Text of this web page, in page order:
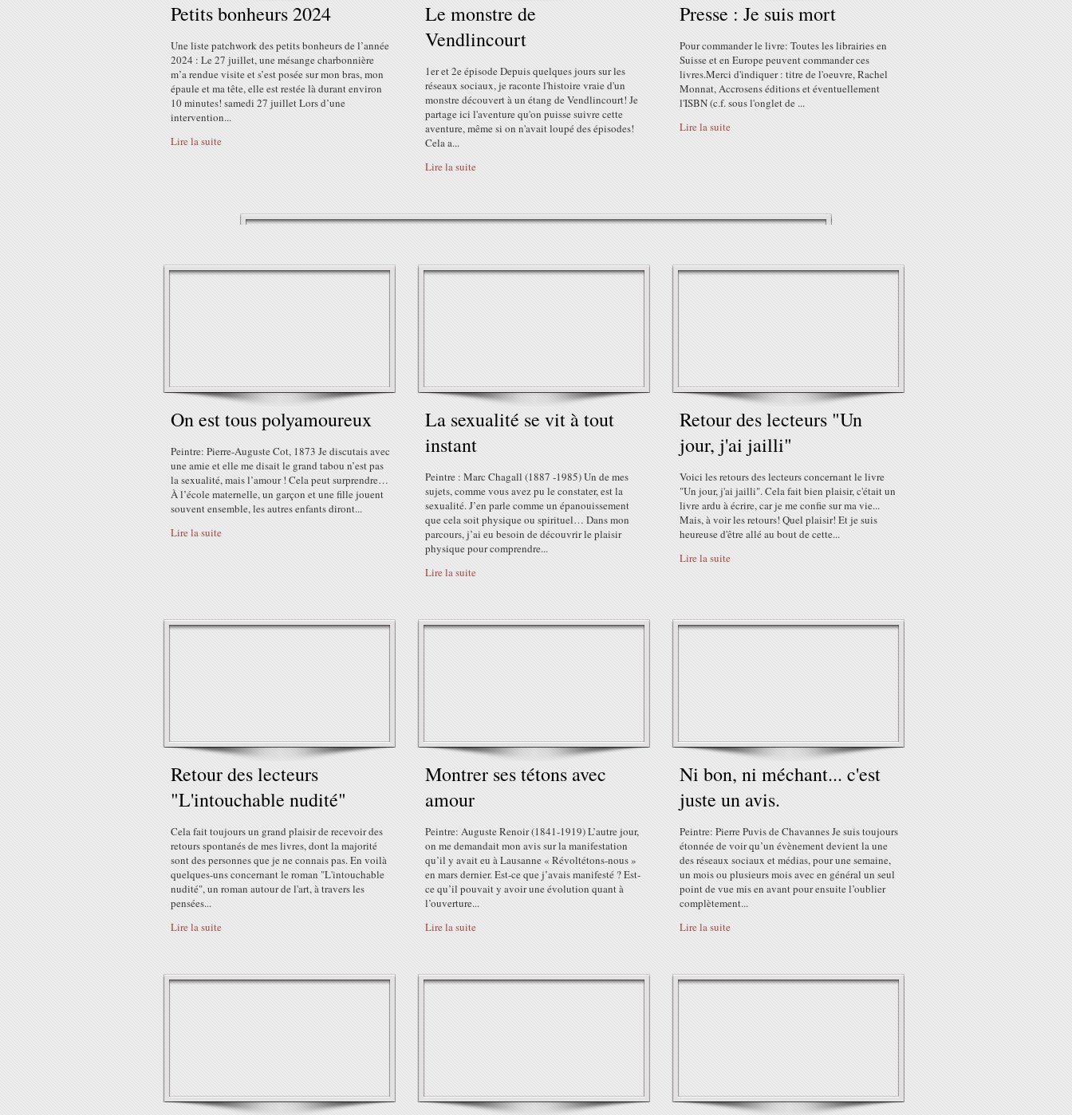
Petits bonheurs 2024
Une liste patchwork des petits bonheurs de l’année
2024 : Le 27 juillet, une mésange charbonnière
m’a rendue visite et s’est posée sur mon bras, mon
épaule et ma tête, elle est restée là durant environ
10 minutes! samedi 27 juillet Lors d’une
intervention...
Lire la suite
Le monstre de
Vendlincourt
1er et 2e épisode Depuis quelques jours sur les
réseaux sociaux, je raconte l'histoire vraie d'un
monstre découvert à un étang de Vendlincourt! Je
partage ici l'aventure qu'on puisse suivre cette
aventure, même si on n'avait loupé des épisodes!
Cela a...
Lire la suite
Presse : Je suis mort
Pour commander le livre: Toutes les librairies en
Suisse et en Europe peuvent commander ces
livres.Merci d'indiquer : titre de l'oeuvre, Rachel
Monnat, Accrosens éditions et éventuellement
l'ISBN (c.f. sous l'onglet de ...
Lire la suite
On est tous polyamoureux
Peintre: Pierre-Auguste Cot, 1873 Je discutais avec
une amie et elle me disait le grand tabou n’est pas
la sexualité, mais l’amour ! Cela peut surprendre…
À l’école maternelle, un garçon et une fille jouent
souvent ensemble, les autres enfants diront...
Lire la suite
La sexualité se vit à tout
instant
Peintre : Marc Chagall (1887 -1985) Un de mes
sujets, comme vous avez pu le constater, est la
sexualité. J’en parle comme un épanouissement
que cela soit physique ou spirituel… Dans mon
parcours, j’ai eu besoin de découvrir le plaisir
physique pour comprendre...
Lire la suite
Retour des lecteurs "Un
jour, j'ai jailli"
Voici les retours des lecteurs concernant le livre
"Un jour, j'ai jailli". Cela fait bien plaisir, c'était un
livre ardu à écrire, car je me confie sur ma vie...
Mais, à voir les retours! Quel plaisir! Et je suis
heureuse d'être allé au bout de cette...
Lire la suite
Retour des lecteurs
"L'intouchable nudité"
Cela fait toujours un grand plaisir de recevoir des
retours spontanés de mes livres, dont la majorité
sont des personnes que je ne connais pas. En voilà
quelques-uns concernant le roman "L'intouchable
nudité", un roman autour de l'art, à travers les
pensées...
Lire la suite
Montrer ses tétons avec
amour
Peintre: Auguste Renoir (1841-1919) L’autre jour,
on me demandait mon avis sur la manifestation
qu’il y avait eu à Lausanne « Révoltétons-nous »
en mars dernier. Est-ce que j’avais manifesté ? Est-
ce qu’il pouvait y avoir une évolution quant à
l’ouverture...
Lire la suite
Ni bon, ni méchant... c'est
juste un avis.
Peintre: Pierre Puvis de Chavannes Je suis toujours
étonnée de voir qu’un évènement devient la une
des réseaux sociaux et médias, pour une semaine,
un mois ou plusieurs mois avec en général un seul
point de vue mis en avant pour ensuite l’oublier
complètement...
Lire la suite